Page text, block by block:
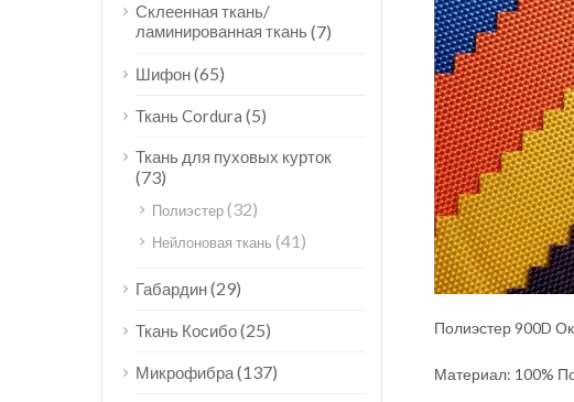
Полиэстер 900D
Материал: 100%
Склеенная ткань/
ламинированная ткань(7)
Шифон(65)
Ткань Cordura (5)
Ткань для пуховых курток
(73)
Полиэстер(32)
Нейлоновая ткань (41)
Габардин(29)
Ткань Косибо(25)
Микрофибра(137)